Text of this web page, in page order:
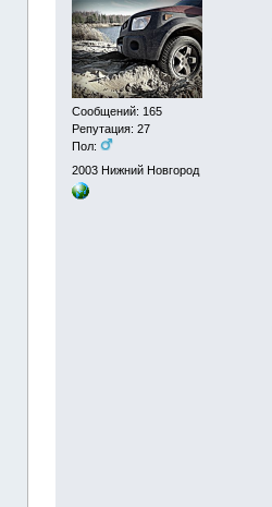
Сообщений: 165
Репутация: 27
Пол:
2003 Нижний Новгород